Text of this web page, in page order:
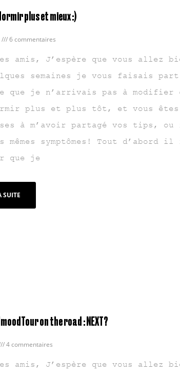
plus et mieux :)
6 commentaires
amis, J’espère que vous allez
semaines je vous faisais part
que je n’arrivais pas à modifier
plus et plus tôt, et vous
à m’avoir partagé vos tips,
mêmes symptômes! Tout d’abord il
que je
SUITE
on the road : NEXT?
4 commentaires
amis, J’espère que vous allez